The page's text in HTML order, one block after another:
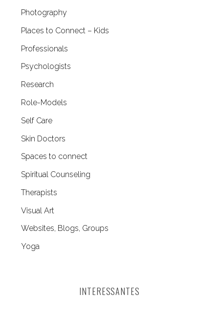
Photography
Places to Connect – Kids
Professionals
Psychologists
Research
Role-Models
Self Care
Skin Doctors
Spaces to connect
Spiritual Counseling
Therapists
Visual Art
Websites, Blogs, Groups
Yoga
INTERESSANTES